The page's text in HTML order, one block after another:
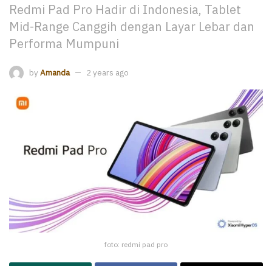
Redmi Pad Pro Hadir di Indonesia, Tablet
Mid-Range Canggih dengan Layar Lebar dan
Performa Mumpuni
by Amanda 2 years ago
foto: redmi pad pro